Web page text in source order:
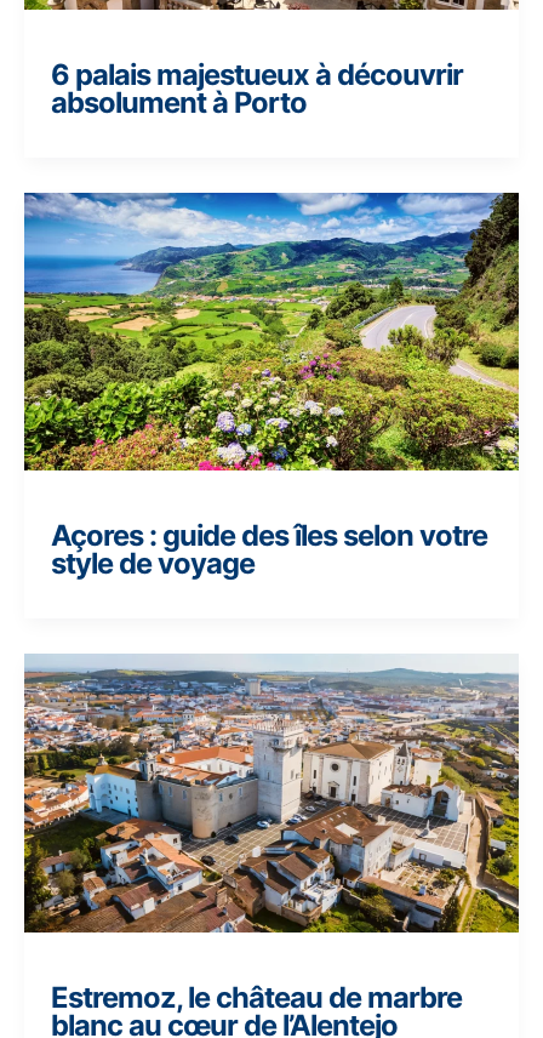
6 palais majestueux à découvrir
absolument à Porto
Açores : guide des îles selon votre
style de voyage
Estremoz, le château de marbre
blanc au cœur de l’Alentejo